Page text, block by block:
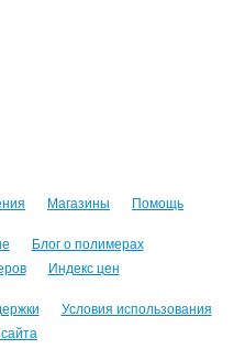
Магазины Помощь
Блог о полимерах
Индекс цен
Условия использования